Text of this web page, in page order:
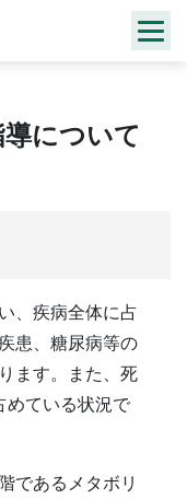
について
、疾病全体に占
患、糖尿病等の
ます。また、死
めている状況で
であるメタボリ